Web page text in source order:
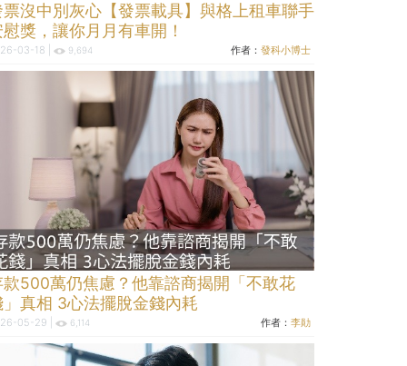
票沒中別灰心【發票載具】與格上租車聯手
獎，讓你月月有車開！
03-18 | 9,694 作者：發科小博士
款500萬仍焦慮？他靠諮商揭開「不敢花
」真相 3心法擺脫金錢內耗
05-29 | 6,114 作者：李勛